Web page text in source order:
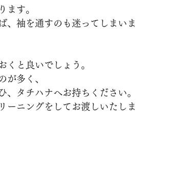
ます。
、袖を通すのも迷ってしまいま
くと良いでしょう。
が多く、
、タチハナへお持ちください。
ーニングをしてお渡しいたしま